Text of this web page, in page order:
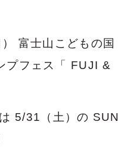
富士山こどもの国
プフェス「 FUJI &
5/31（土）の SUN